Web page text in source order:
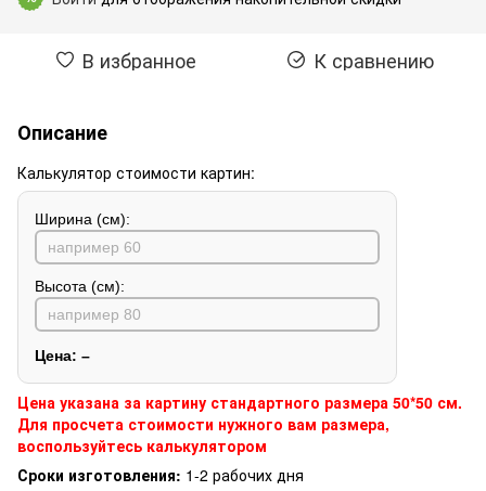
В избранное К сравнению
Описание
Калькулятор стоимости картин:
Ширина (см):
Высота (см):
Цена: –
Цена указана за картину стандартного размера 50*50 см.
Для просчета стоимости нужного вам размера,
воспользуйтесь калькулятором
Сроки изготовления: 1-2 рабочих дня